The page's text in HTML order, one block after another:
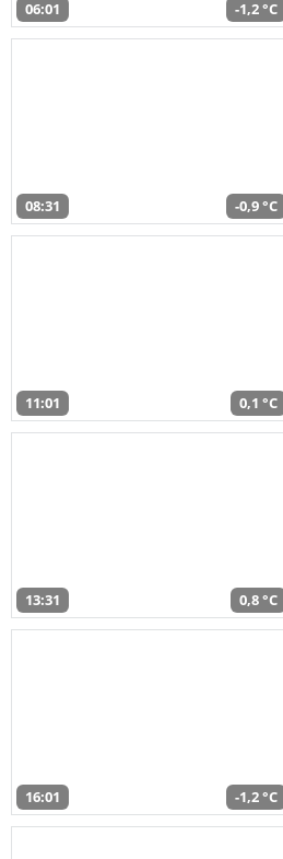
06:01 -1,2 °C
08:31 -0,9 °C
11:01 0,1 °C
13:31 0,8 °C
16:01 -1,2 °C